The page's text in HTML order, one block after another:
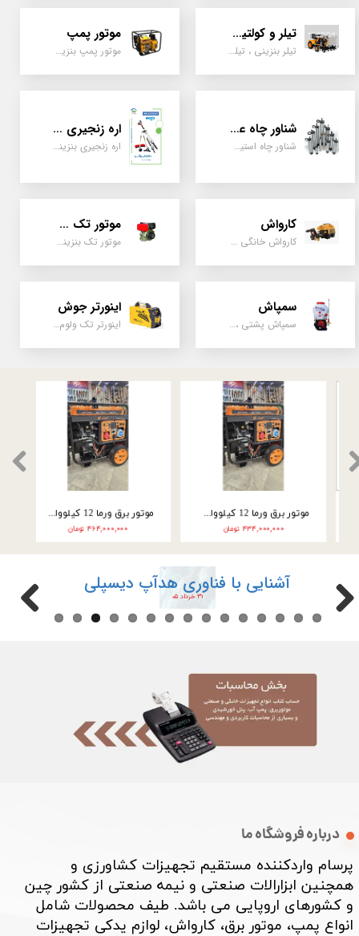
تیلر و کولتیواتور
تیلر بنزینی ، تیلر دیزل، تیلر چهار چرخ، تیلر مزرعه و کشاورزی
موتور پمپ
موتور پمپ بنزینی، دیزلی، نفتی ، یک اینچ به بالا
شناور چاه عمیق
شناور چاه استیل ، تک فاز و سه فاز، یک اینچ به بالا
اره زنجیری / علفتراش
اره زنجیری بنزینی ، علفتراش دو زمانه و چهار زمانه ، دوشی و پشتی
کارواش
کارواش خانگی و صنعتی و نیمه صنعتی
موتور تک سیلندر
موتور تک بنزینی ، دیزلی، کارتینگی ، تیلری
سمپاش
سمپاش پشتی ، زمبه ای ، فرغونی ، دستی ، موتوری
اینورتر جوش
اینورتر تک ولوم و دو ولوم امپر بالا
موتور برق ورما سه گانه سوز 9.5 کیلووات تک فاز VM25000E3-2F
۲۲۲,۰۰۰,۰۰۰ تومان
موتور برق ورما سه گانه سوز 9.5 کیلووات سه فاز VM25000E3
۲۴۶,۰۰۰,۰۰۰ تومان
آشنایی با فناوری هدآپ دیسپلی
۳۱ خرداد ۰۵
درباره فروشگاه ما
پرسام واردکننده مستقیم تجهیزات کشاورزی و
همچنین ابزارالات صنعتی و نیمه صنعتی از کشور چین
و کشورهای اروپایی می باشد. طیف محصولات شامل
انواع پمپ، موتور برق، کارواش، لوازم یدکی تجهیزات